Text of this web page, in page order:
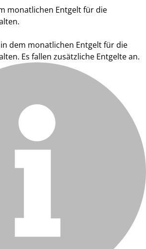
monatlichen Entgelt für die
dem monatlichen Entgelt für die
Es fallen zusätzliche Entgelte an.